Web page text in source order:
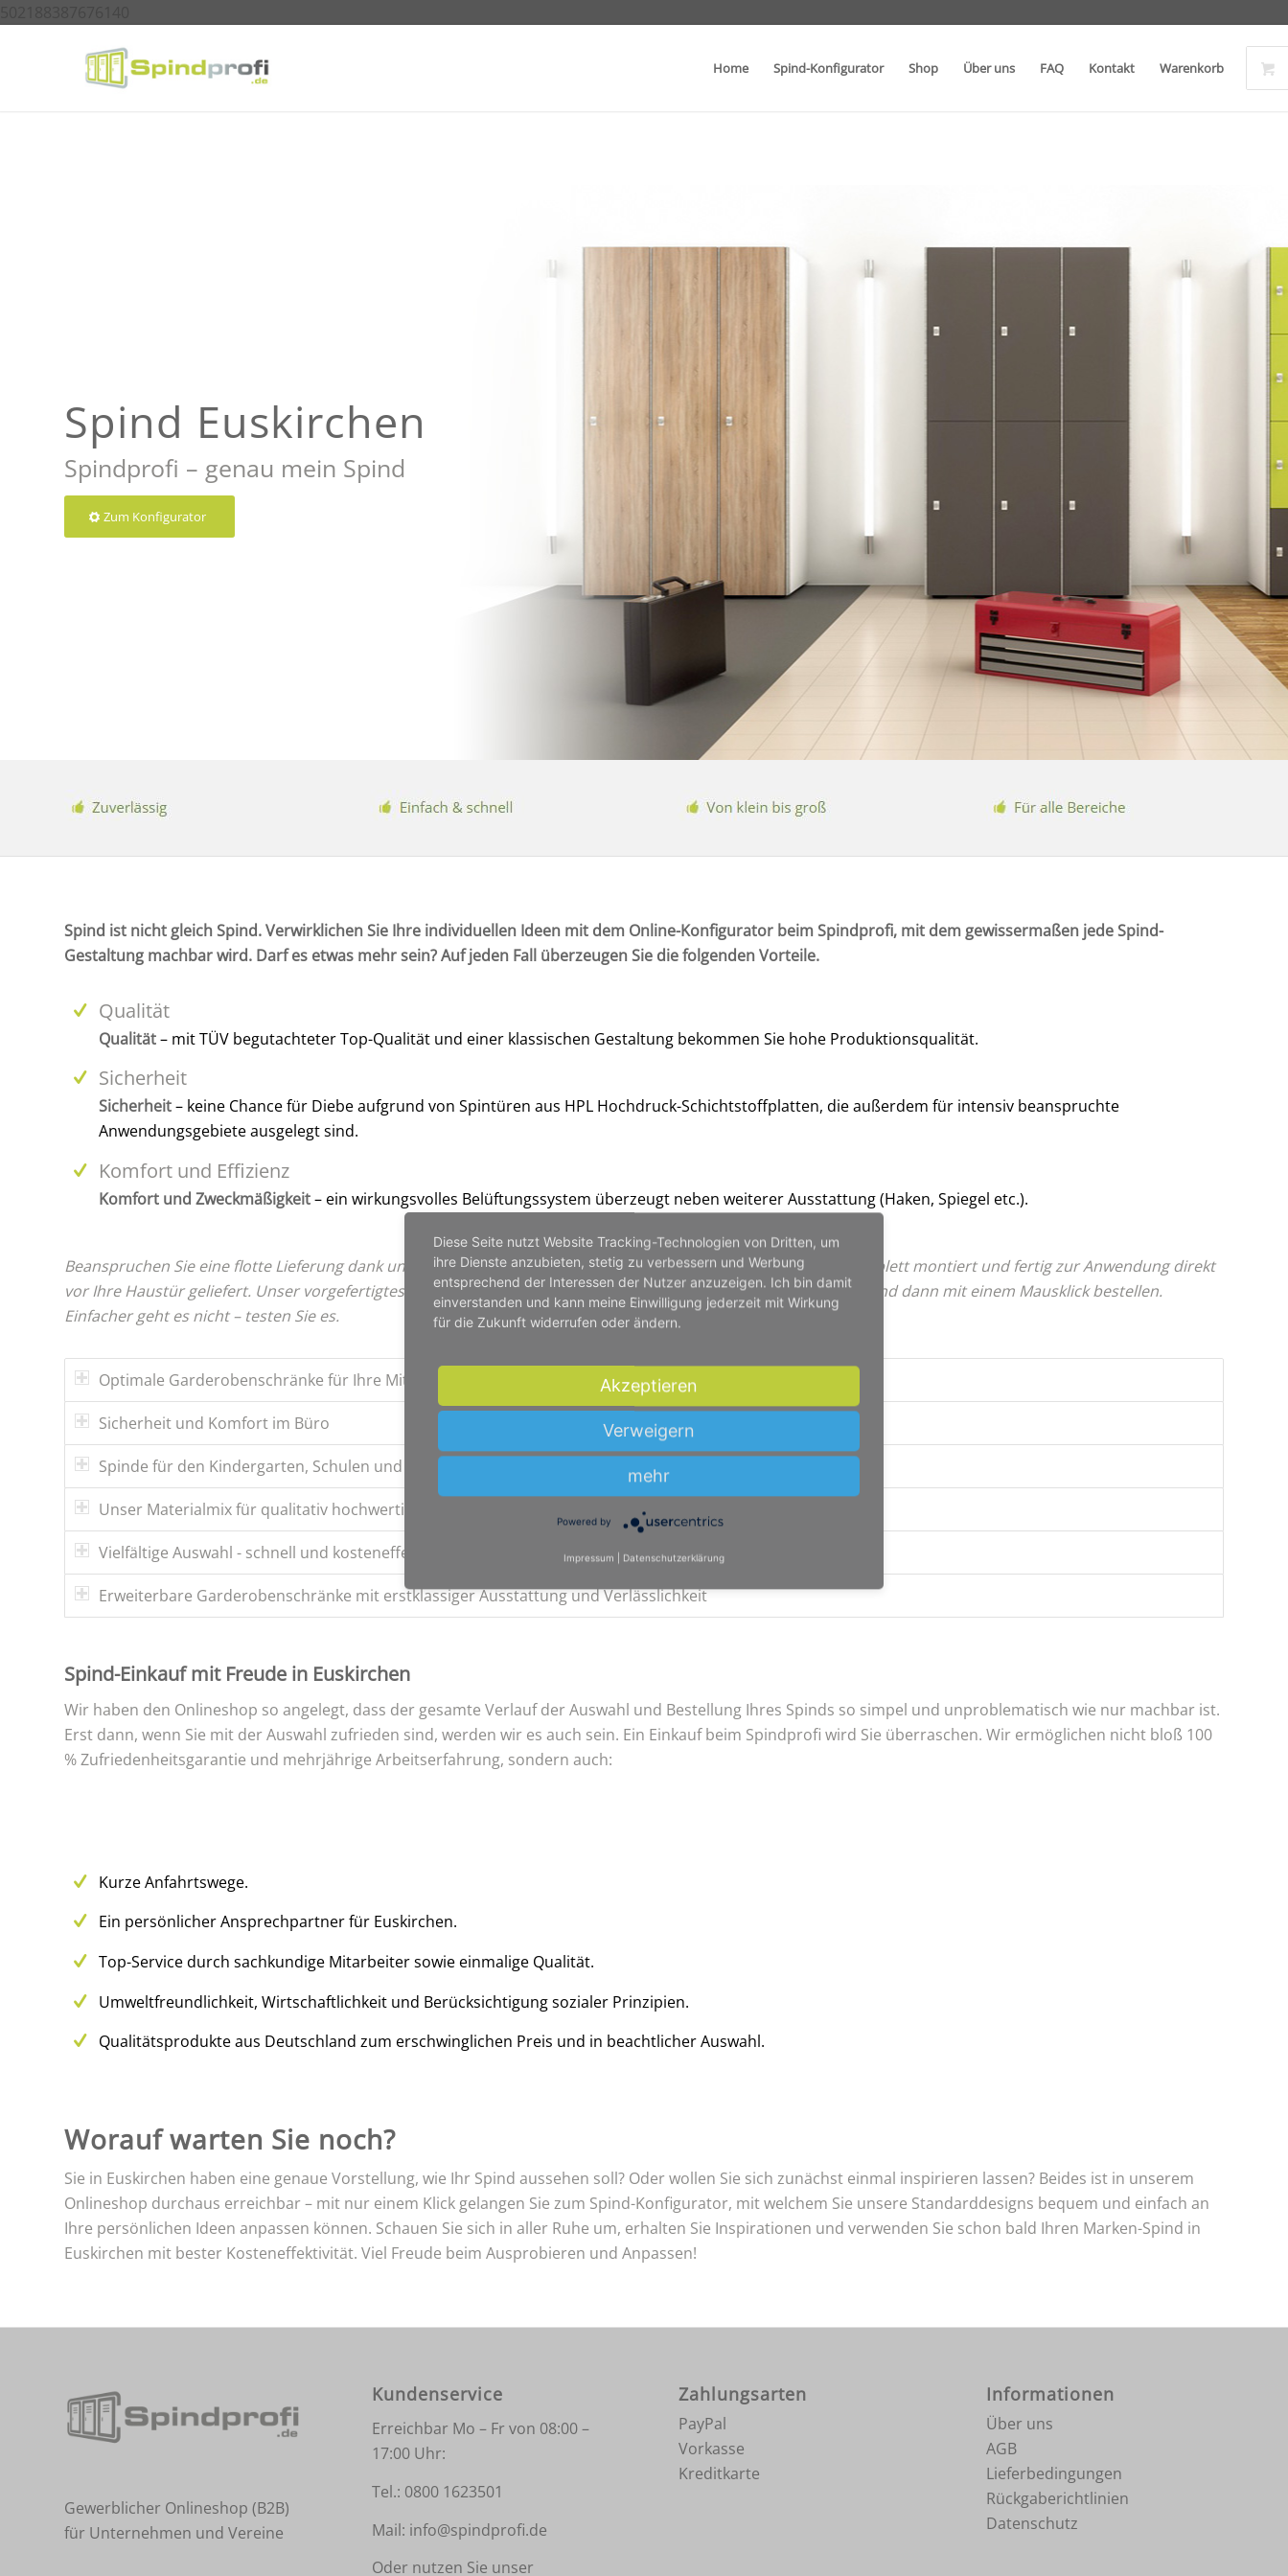
Home Spind-Konfigurator Shop Über uns FAQ Kontakt Warenkorb
Spind Euskirchen
Spindprofi – genau mein Spind
Zum Konfigurator
Spind ist nicht gleich Spind. Verwirklichen Sie Ihre individuellen Ideen mit dem Online-Konfigurator beim Spindprofi, mit dem gewissermaßen jede Spind-
Gestaltung machbar wird. Darf es etwas mehr sein? Auf jeden Fall überzeugen Sie die folgenden Vorteile.
Qualität
Qualität– mit TÜV begutachteter Top-Qualität und einer klassischen Gestaltung bekommen Sie hohe Produktionsqualität.
Sicherheit
Sicherheit– keine Chance für Diebe aufgrund von Spintüren aus HPL Hochdruck-Schichtstoffplatten, die außerdem für intensiv beanspruchte
Anwendungsgebiete ausgelegt sind.
Komfort und Effizienz
Komfort und Zweckmäßigkeit– ein wirkungsvolles Belüftungssystem überzeugt neben weiterer Ausstattung (Haken, Spiegel etc.).
Beanspruchen Sie eine flotte Lieferung dank unserem optimalen Fertigungsprozess. Unsere Spinde werden komplett montiert und fertig zur Anwendung direkt
vor Ihre Haustür geliefert. Unser vorgefertigtes Design können Sie nach eigenen Vorstellungen personalisieren und dann mit einem Mausklick bestellen.
Einfacher geht es nicht – testen Sie es.
Optimale Garderobenschränke für Ihre Mitarbeiter in Euskirchen
Sicherheit und Komfort im Büro
Spinde für den Kindergarten, Schulen und Universitäten in Euskirchen
Unser Materialmix für qualitativ hochwertige Schränke
Vielfältige Auswahl - schnell und kosteneffektiv
Erweiterbare Garderobenschränke mit erstklassiger Ausstattung und Verlässlichkeit
Spind-Einkauf mit Freude in Euskirchen
Wir haben den Onlineshop so angelegt, dass der gesamte Verlauf der Auswahl und Bestellung Ihres Spinds so simpel und unproblematisch wie nur machbar ist.
Erst dann, wenn Sie mit der Auswahl zufrieden sind, werden wir es auch sein. Ein Einkauf beim Spindprofi wird Sie überraschen. Wir ermöglichen nicht bloß 100
% Zufriedenheitsgarantie und mehrjährige Arbeitserfahrung, sondern auch:
Kurze Anfahrtswege.
Ein persönlicher Ansprechpartner für Euskirchen.
Top-Service durch sachkundige Mitarbeiter sowie einmalige Qualität.
Umweltfreundlichkeit, Wirtschaftlichkeit und Berücksichtigung sozialer Prinzipien.
Qualitätsprodukte aus Deutschland zum erschwinglichen Preis und in beachtlicher Auswahl.
Worauf warten Sie noch?
Sie in Euskirchen haben eine genaue Vorstellung, wie Ihr Spind aussehen soll? Oder wollen Sie sich zunächst einmal inspirieren lassen? Beides ist in unserem
Onlineshop durchaus erreichbar – mit nur einem Klick gelangen Sie zum Spind-Konfigurator, mit welchem Sie unsere Standarddesigns bequem und einfach an
Ihre persönlichen Ideen anpassen können. Schauen Sie sich in aller Ruhe um, erhalten Sie Inspirationen und verwenden Sie schon bald Ihren Marken-Spind in
Euskirchen mit bester Kosteneffektivität. Viel Freude beim Ausprobieren und Anpassen!
Gewerblicher Onlineshop (B2B)
für Unternehmen und Vereine
Kundenservice
Erreichbar Mo – Fr von 08:00 –
17:00 Uhr:
Tel.: 0800 1623501
Mail: info@spindprofi.de
Oder nutzen Sie unser
Zahlungsarten
PayPal
Vorkasse
Kreditkarte
Informationen
Über uns
AGB
Lieferbedingungen
Rückgaberichtlinien
Datenschutz
Diese Seite nutzt Website Tracking-Technologien von Dritten, um
ihre Dienste anzubieten, stetig zu verbessern und Werbung
entsprechend der Interessen der Nutzer anzuzeigen. Ich bin damit
einverstanden und kann meine Einwilligung jederzeit mit Wirkung
für die Zukunft widerrufen oder ändern.
Akzeptieren
Verweigern
mehr
Powered by
Impressum Datenschutzerklärung